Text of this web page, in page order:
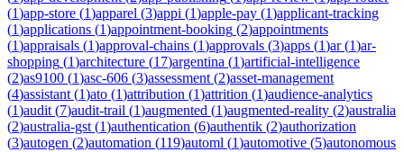
(1)app-store (1)apparel (3)appi (1)apple-pay (1)applicant-tracking
(1)applications (1)appointment-booking (2)appointments
(1)appraisals (1)approval-chains (1)approvals (3)apps (1)ar(1)ar-
shopping (1)architecture (17)argentina (1)artificial-intelligence
(2)as9100 (1)asc-606 (3)assessment (2)asset-management
(4)assistant (1)ato (1)attribution (1)attrition (1)audience-analytics
(1)audit (7)audit-trail (1)augmented (1)augmented-reality (2)australia
(2)australia-gst (1)authentication (6)authentik (2)authorization
(3)autogen (2)automation (119)automl (1)automotive (5)autonomous